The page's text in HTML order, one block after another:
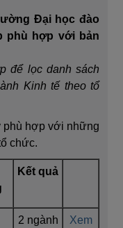
Đại học đào
phù hợp với bản
để lọc danh sách
Kinh tế theo tổ
phù hợp với những
chức.
Kết quả
2 ngành Xem